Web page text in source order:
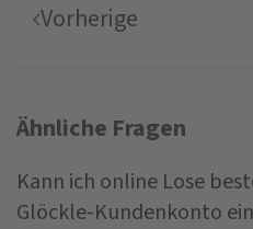
Vorherige
Ähnliche Fragen
Kann ich online Lose
Glöckle-Kundenkonto